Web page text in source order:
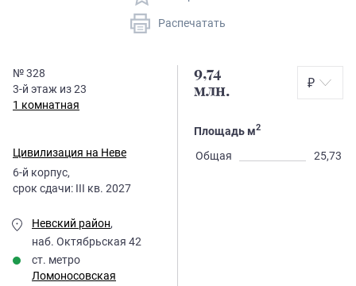
Распечатать
№328
3-й этаж из23
1 комнатная
Цивилизация на Неве
6-й корпус,
срок сдачи: III кв. 2027
Невский район,
наб. Октябрьская 42
ст. метро
Ломоносовская
9,74
млн.
₽
Площадь м2
Общая 25,73